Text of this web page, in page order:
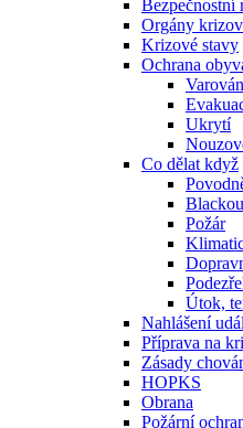
Bezpečnostní
Orgány
Krizové stavy
Ochrana
Ukrytí
Co dělat když
Požár
Útok,
Nahlášení
Příprava na
Zásady
HOPKS
Obrana
Požární